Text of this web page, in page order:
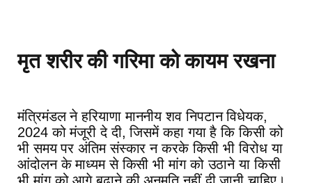
मृत शरीर की गरिमा को कायम रखना
मंत्रिमंडल ने हरियाणा माननीय शव निपटान विधेयक,
2024 को मंजूरी दे दी, जिसमें कहा गया है कि किसी को
भी समय पर अंतिम संस्कार न करके किसी भी विरोध या
आंदोलन के माध्यम से किसी भी मांग को उठाने या किसी